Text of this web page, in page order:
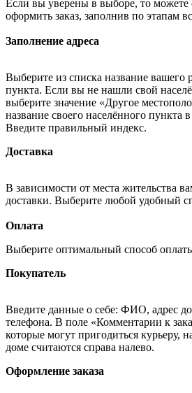
Если вы уверены в выборе, то можете
оформить заказ, заполнив по этапам
Заполнение адреса
Выберите из списка название вашего
пункта. Если вы не нашли свой
выберите значение «Другое
название своего населённого пункта
Введите правильный индекс.
Доставка
В зависимости от места жительства
доставки. Выберите любой удобный
Оплата
Выберите оптимальный способ
Покупатель
Введите данные о себе: ФИО, адрес
телефона. В поле «Комментарии к
которые могут пригодиться курьеру,
доме считаются справа налево.
Оформление заказа